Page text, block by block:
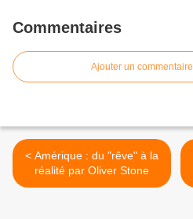
Commentaires
Ajouter un commentaire
< Amérique : du "rêve" à la
réalité par Oliver Stone